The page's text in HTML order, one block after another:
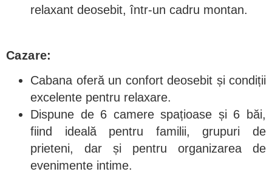
relaxant deosebit, într-un cadru montan.
Cazare:
Cabana oferă un confort deosebit și condiții
excelente pentru relaxare.
Dispune de 6 camere spațioase și 6 băi,
fiind ideală pentru familii, grupuri de
prieteni, dar și pentru organizarea de
evenimente intime.